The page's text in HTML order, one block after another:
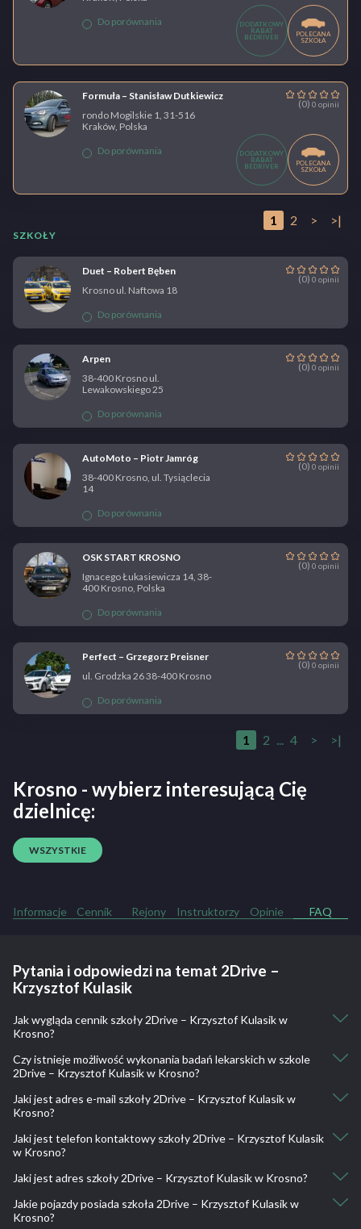
Do porównania
DODATKOWY
RABAT
BEDRIVER
POLECANA
SZKOŁA
Formuła – Stanisław Dutkiewicz
(0) 0 opinii
rondo Mogilskie 1, 31-516
Kraków, Polska
Do porównania
DODATKOWY
RABAT
BEDRIVER
POLECANA
SZKOŁA
1 2 > >|
SZKOŁY
Duet – Robert Bęben
(0) 0 opinii
Krosno ul. Naftowa 18
Do porównania
Arpen
(0) 0 opinii
38-400 Krosno ul.
Lewakowskiego 25
Do porównania
AutoMoto – Piotr Jamróg
(0) 0 opinii
38-400 Krosno, ul. Tysiąclecia
14
Do porównania
OSK START KROSNO
(0) 0 opinii
Ignacego Łukasiewicza 14, 38-
400 Krosno, Polska
Do porównania
Perfect – Grzegorz Preisner
(0) 0 opinii
ul. Grodzka 26 38-400 Krosno
Do porównania
1 2 ... 4 > >|
Krosno - wybierz interesującą Cię
dzielnicę:
WSZYSTKIE
Informacje Cennik Rejony Instruktorzy Opinie FAQ
Pytania i odpowiedzi na temat 2Drive –
Krzysztof Kulasik
Jak wygląda cennik szkoły 2Drive – Krzysztof Kulasik w
Krosno?
Kurs kat. B lite: 1890
Kurs kat. B lite przyspieszony: 1990
Kurs kat. B: 1990
Kurs kat. B przyśpieszony: 2090
Kurs kat. B rozszerzony przyspieszony: 2290
Jazdy doszkalające kat. B dla kursantów: 60
Jazdy doszkalające kat. B: 70
Jazdy doszkalające kat. B - 5h: 260
Jazdy doszkalające kat. B - 8h: 480
Czy istnieje możliwość wykonania badań lekarskich w szkole
2Drive – Krzysztof Kulasik w Krosno?
Nie, nie ma takiej możliwości.
Jaki jest adres e-mail szkoły 2Drive – Krzysztof Kulasik w
Krosno?
biuro@2drive.pl
Jaki jest telefon kontaktowy szkoły 2Drive – Krzysztof Kulasik
w Krosno?
530 925 913
Jaki jest adres szkoły 2Drive – Krzysztof Kulasik w Krosno?
Krosno ul. Kolejowa 29
Jakie pojazdy posiada szkoła 2Drive – Krzysztof Kulasik w
Krosno?